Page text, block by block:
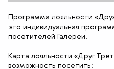
Программа лояльности
это индивидуальная
посетителей Галереи.
Карта лояльности «Друг
возможность посетить: